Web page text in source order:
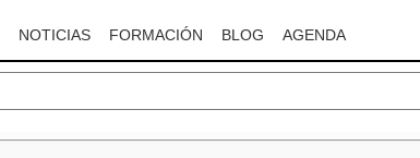
NOTICIAS FORMACIÓN BLOG AGENDA